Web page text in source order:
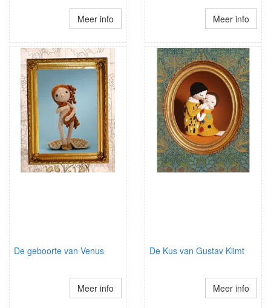
Meer info Meer info
De geboorte van Venus
Meer info
De Kus van Gustav Klimt
Meer info